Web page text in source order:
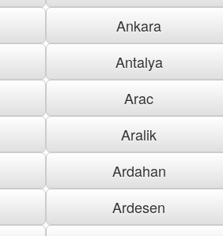
Ankara
Antalya
Arac
Aralik
Ardahan
Ardesen